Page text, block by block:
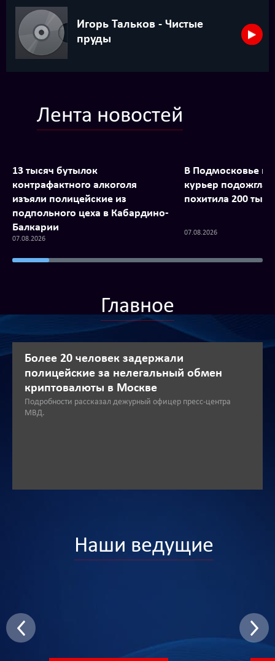
Игорь Тальков - Чистые
пруды
Лента новостей
13 тысяч бутылок
контрафактного алкоголя
изъяли полицейские из
подпольного цеха в Кабардино-
Балкарии
07.08.2026
В Подмосковье
курьер подожгла
похитила 200
07.08.2026
Главное
Более 20 человек задержали
полицейские за нелегальный обмен
криптовалюты в Москве
Подробности рассказал дежурный офицер пресс-центра
МВД.
Наши ведущие